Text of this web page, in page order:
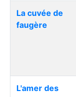
La cuvée de
faugère
L'amer des